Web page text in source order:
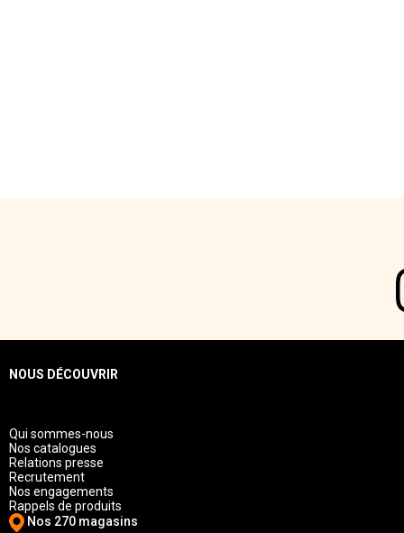
NOUS DÉCOUVRIR
Qui sommes-nous
Nos catalogues
Relations presse
Recrutement
Nos engagements
Rappels de produits
Nos 270 magasins